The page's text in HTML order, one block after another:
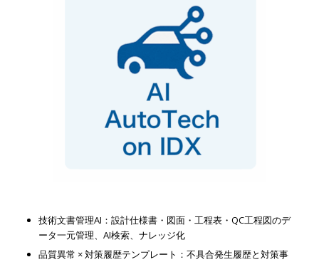
技術文書管理AI：設計仕様書・図面・工程表・QC工程図のデ
ータ一元管理、AI検索、ナレッジ化
品質異常 × 対策履歴テンプレート：不具合発生履歴と対策事